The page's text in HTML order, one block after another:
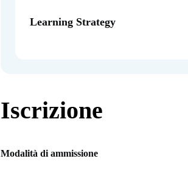
Learning Strategy
Iscrizione
Modalità di ammissione